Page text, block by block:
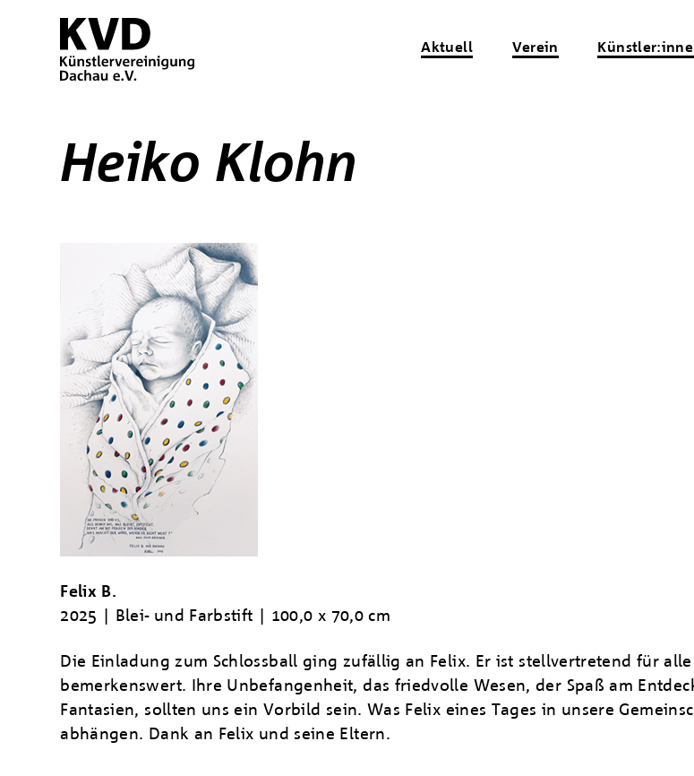
Aktuell Verein
Heiko Klohn
Felix B.
2025 | Blei- und Farbstift | 100,0 x 70,0 cm
Die Einladung zum Schlossball ging zufällig an Felix. Er ist stellvertretend für
bemerkenswert. Ihre Unbefangenheit, das friedvolle Wesen, der Spaß am
Fantasien, sollten uns ein Vorbild sein. Was Felix eines Tages in unsere
abhängen. Dank an Felix und seine Eltern.